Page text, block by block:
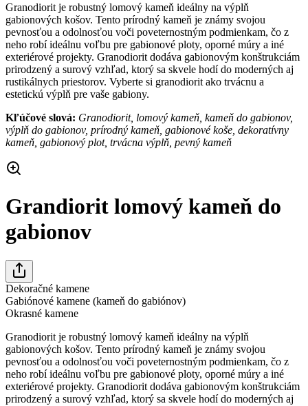
Granodiorit je robustný lomový kameň ideálny na výplň
gabionových košov. Tento prírodný kameň je známy svojou
pevnosťou a odolnosťou voči poveternostným podmienkam, čo z
neho robí ideálnu voľbu pre gabionové ploty, oporné múry a iné
exteriérové projekty. Granodiorit dodáva gabionovým konštrukciám
prirodzený a surový vzhľad, ktorý sa skvele hodí do moderných aj
rustikálnych priestorov. Vyberte si granodiorit ako trvácnu a
estetickú výplň pre vaše gabiony.
Kľúčové slová: Granodiorit, lomový kameň, kameň do gabionov,
výplň do gabionov, prírodný kameň, gabionové koše, dekoratívny
kameň, gabionový plot, trvácna výplň, pevný kameň
Grandiorit lomový kameň do
gabionov
Dekoračné kamene
Gabiónové kamene (kameň do gabiónov)
Okrasné kamene
Granodiorit je robustný lomový kameň ideálny na výplň
gabionových košov. Tento prírodný kameň je známy svojou
pevnosťou a odolnosťou voči poveternostným podmienkam, čo z
neho robí ideálnu voľbu pre gabionové ploty, oporné múry a iné
exteriérové projekty. Granodiorit dodáva gabionovým konštrukciám
prirodzený a surový vzhľad, ktorý sa skvele hodí do moderných aj